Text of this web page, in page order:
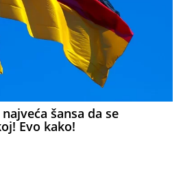
šansa da se
Evo kako!